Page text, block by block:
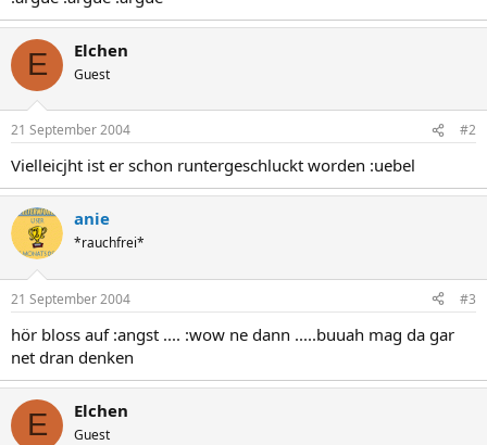
E Elchen
Guest
21 September 2004 #2
Vielleicjht ist er schon runtergeschluckt worden :uebel
anie
*rauchfrei*
21 September 2004 #3
hör bloss auf :angst .... :wow ne dann .....buuah mag da gar
net dran denken
E Elchen
Guest